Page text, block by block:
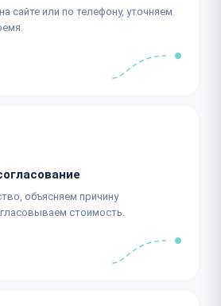
сайте или по телефону, уточняем
объясняем причину
стоимость.